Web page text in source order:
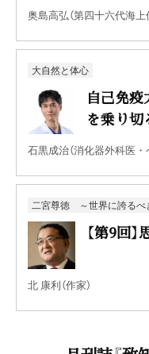
奥島高弘（第四十六代海上
大自然と体心
自己免
を乗り
石黒成治（消化器外科医・
二宮尊徳 ～世界に誇るべ
【第9回
北 康利（作家）